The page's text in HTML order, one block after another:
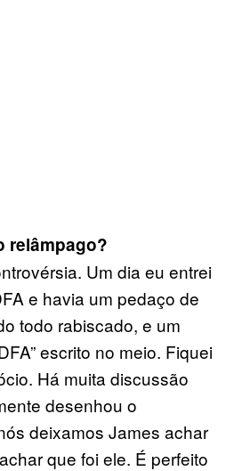
relâmpago?
Um dia eu entrei
e havia um pedaço de
todo rabiscado, e um
escrito no meio. Fiquei
Há muita discussão
desenhou o
deixamos James achar
que foi ele. É perfeito